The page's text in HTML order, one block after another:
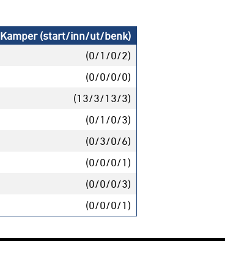
Kamper (start/inn/ut/benk)
(0/1/0/2)
(0/0/0/0)
(13/3/13/3)
(0/1/0/3)
(0/3/0/6)
(0/0/0/1)
(0/0/0/3)
(0/0/0/1)